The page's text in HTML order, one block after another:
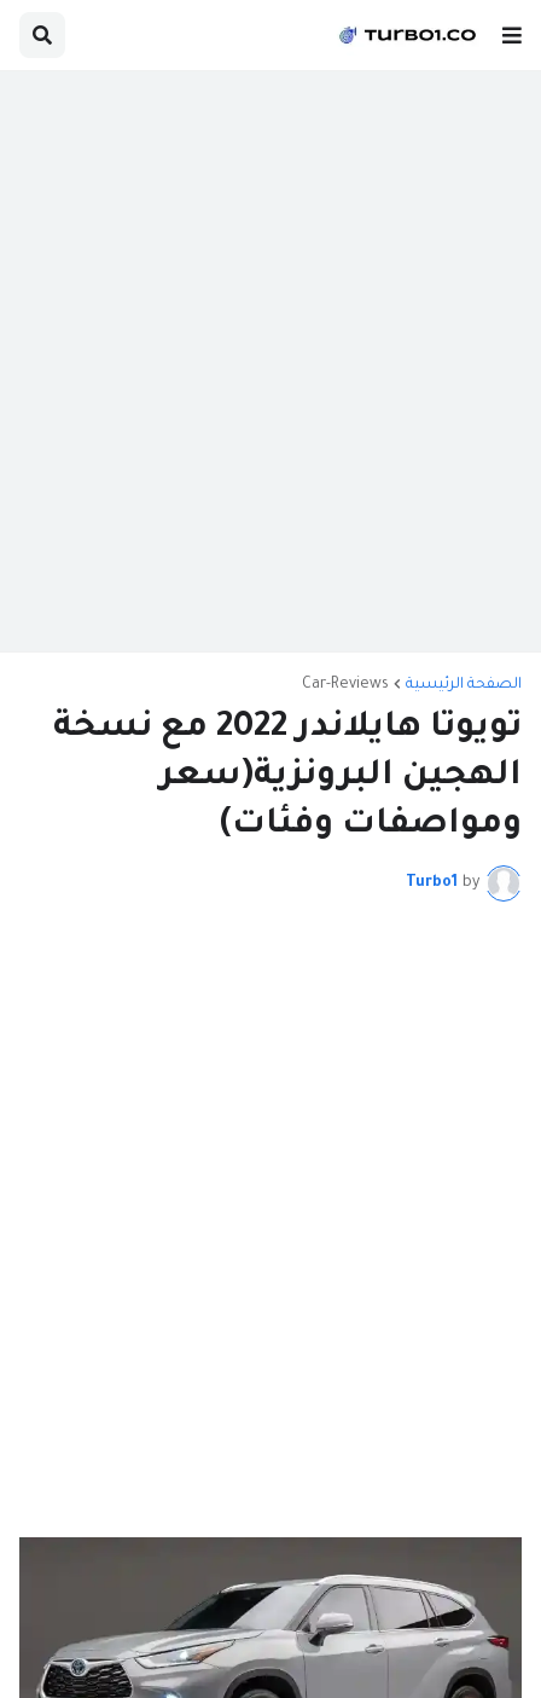
الصفحة الرئيسية Car-Reviews
تويوتا هايلاندر 2022 مع نسخة
الهجين البرونزية(سعر
ومواصفات وفئات)
by
Turbo1